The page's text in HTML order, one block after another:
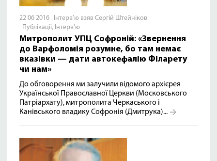
22 06 2016 Інтерв’ю взяв Сергій Штейніков
Публікації, Інтерв'ю
Митрополит УПЦ Софроній: «Звернення
до Варфоломія розумне, бо там немає
вказівки — дати автокефалію Філарету
чи нам»
До обговорення ми залучили відомого архієрея
Української Православної Церкви (Московського
Патріархату), митрополита Черкаського і
Канівського владику Софронія (Дмитрука)...